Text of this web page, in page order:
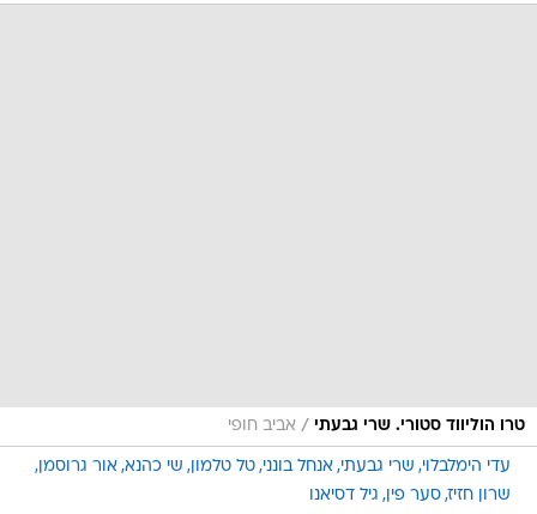
טרו הוליווד סטורי. שרי גבעתי / אביב חופי
עדי הימלבלוי שרי גבעתי אנחל בונני טל טלמון שי כהנא אור גרוסמן
שרון חזיז סער פין גיל דסיאנו